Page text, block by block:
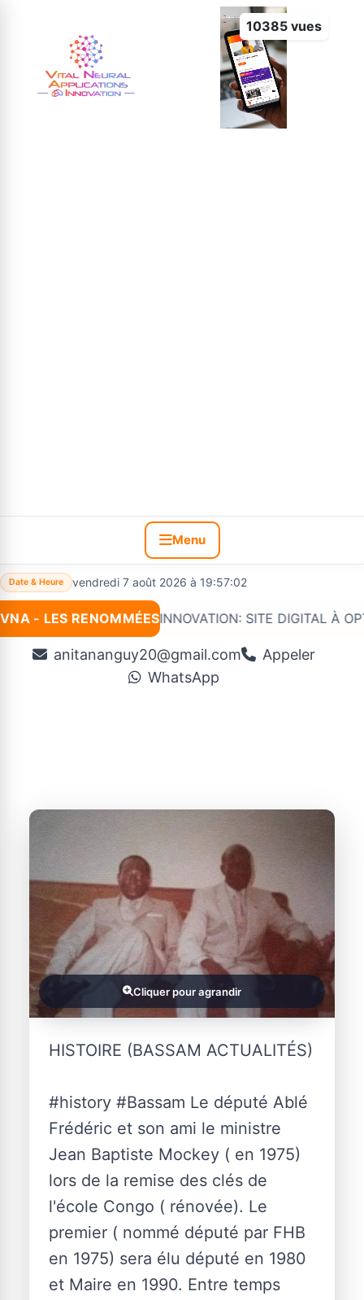
10385 vues
Menu
Date & Heure vendredi 7 août 2026 à 19:57:03
VNA - LES RENOMMÉES
Nouveau :*#VNA INNOVATION: SITE DIGITAL À
anitananguy20@gmail.com
Appeler
WhatsApp
Cliquer pour agrandir
HISTOIRE (BASSAM ACTUALITÉS)
#history #Bassam Le député Ablé
Frédéric et son ami le ministre
Jean Baptiste Mockey ( en 1975)
lors de la remise des clés de
l'école Congo ( rénovée). Le
premier ( nommé député par FHB
en 1975) sera élu député en 1980
et Maire en 1990. Entre temps